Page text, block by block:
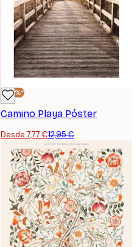
-40%*
Camino Playa Póster
Desde 7,77 €12,95 €